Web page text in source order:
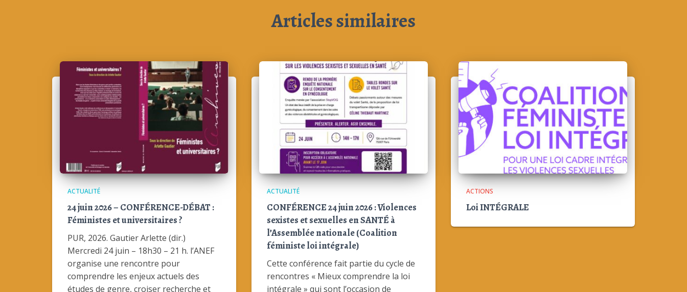
Articles similaires
ACTUALITÉ
24 juin 2026 – CONFÉRENCE-DÉBAT :
Féministes et universitaires ?
PUR, 2026. Gautier Arlette (dir.)
Mercredi 24 juin – 18h30 – 21 h. l’ANEF
organise une rencontre pour
comprendre les enjeux actuels des
études de genre, croiser recherche et
ACTUALITÉ
CONFÉRENCE 24 juin 2026 : Violences
sexistes et sexuelles en SANTÉ à
l’Assemblée nationale (Coalition
féministe loi intégrale)
Cette conférence fait partie du cycle de
rencontres « Mieux comprendre la loi
intégrale » qui sont l’occasion de
ACTIONS
Loi INTÉGRALE